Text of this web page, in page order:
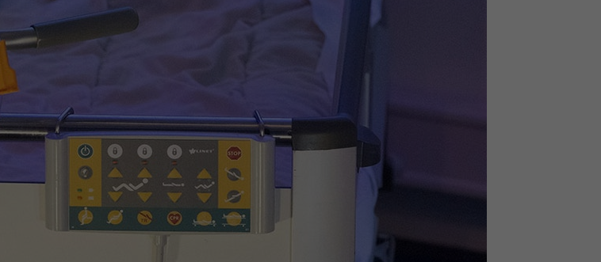
Contact met verpleegafdeling
Het Wilhelmina
Kinderziekenhuis